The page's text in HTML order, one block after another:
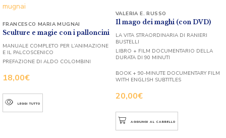
Sculture e magie con i palloncini
18,00€
FRANCESCO MARIA MUGNAI
MANUALE COMPLETO PER L’ANIMAZIONE
E IL PALCOSCENICO
PREFAZIONE DI ALDO COLOMBINI
LEGGI TUTTO
Il mago dei maghi (con DVD)
20,00€
VALERIA E. RUSSO
LA VITA STRAORDINARIA DI RANIERI
BUSTELLI
LIBRO + FILM DOCUMENTARIO DELLA
DURATA DI 90 MINUTI
BOOK + 90-MINUTE DOCUMENTARY FILM
WITH ENGLISH SUBTITLES
AGGIUNGI AL CARRELLO